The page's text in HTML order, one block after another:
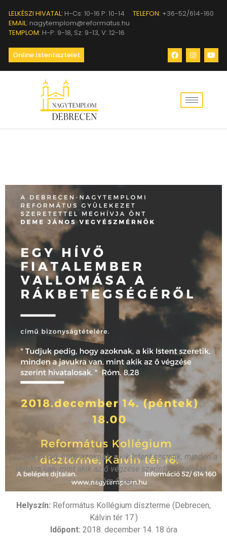
LELKÉSZI HIVATAL: H-Cs: 10-16 P: 10-14 TELEFON: +36-52/614-160
EMAIL: nagytemplom@reformatus.hu
TEMPLOM: H-P: 9-18, Sz: 9-13, V: 12-16
Online Istentisztelet
„Tudjuk pedig, hogy azoknak, a kik Istent szeretik, minden a
javukra van, mint akik az ő végzése szerint hivatalosak.”
(Róm 8,28)
Helyszín: Református Kollégium díszterme (Debrecen,
Kálvin tér 17.)
Időpont: 2018. december 14. 18 óra